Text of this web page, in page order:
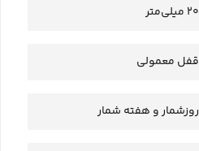
20 میلی‌متر
قفل معمولی
روزشمار و هفته شمار